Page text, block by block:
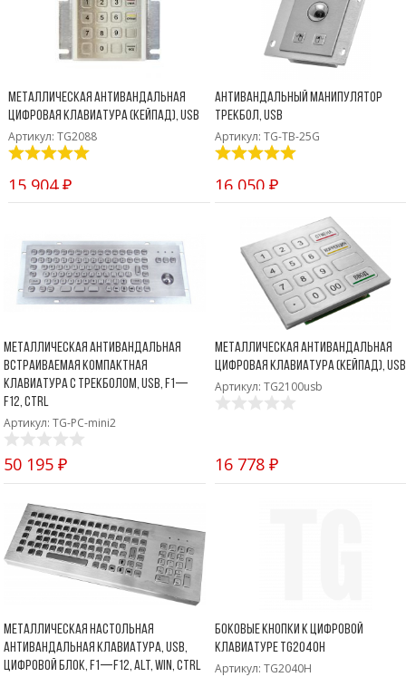
диагональю до 55
Промышленные
управления
Промышленные
мониторы для
монтажа на стену
Боковые
Металлическая антивандальная
цифровая клавиатура (кейпад), USB
Артикул: TG2088
15 904 ₽
Антивандальный манипулятор
трекбол, USB
Артикул: TG-TB-25G
16 050 ₽
Металлическая антивандальная
встраиваемая компактная
клавиатура с трекболом, USB, F1—
F12, Ctrl
Артикул: TG-PC-mini2
50 195 ₽
Металлическая антивандальная
цифровая клавиатура (кейпад), USB
Артикул: TG2100usb
16 778 ₽
Металлическая настольная
антивандальная клавиатура, USB,
цифровой блок, F1—F12, Alt, Win, Ctrl
Боковые кнопки к цифровой
клавиатуре TG2040H
Артикул: TG2040H